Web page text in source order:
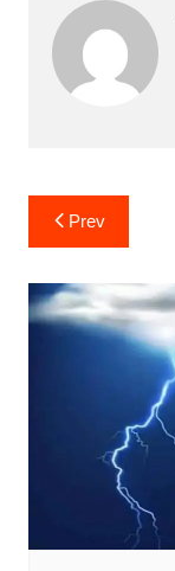
Post
navigation
Prev